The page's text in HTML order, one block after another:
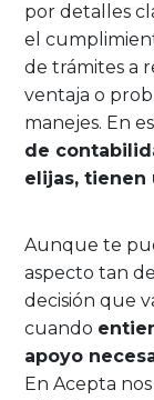
por detalles
el
de trámites a
ventaja o
manejes. En
de
elijas, tienen
Aunque te
aspecto tan
decisión que
cuando
apoyo
En Acepta